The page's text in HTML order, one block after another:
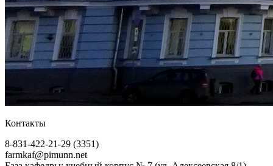
Контакты
8-831-422-21-29 (3351)
farmkaf@pimunn.net